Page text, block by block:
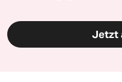
Jetzt